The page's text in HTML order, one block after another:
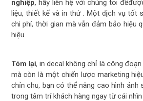
nghiệp, hãy liên hệ với chúng toi
liệu, thiết kế và in thử . Một dịch vụ tốt
chi phí, thời gian mà vẫn đảm bảo hiệu
hiệu.
Tóm lại, in decal không chỉ là công
mà còn là một chiến lược marketing
chỉn chu, bạn có thể nâng cao hình ảnh
trong tâm trí khách hàng ngay từ cái